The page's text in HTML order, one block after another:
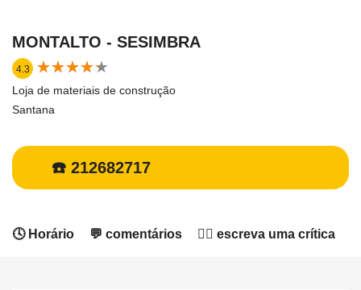
MONTALTO - SESIMBRA
4.3 ★★★★★
★★★★★
Loja de materiais de construção
Santana
☎️ 212682717
🕓 Horário 💬 comentários ✍🏻 escreva uma crítica